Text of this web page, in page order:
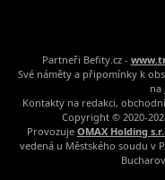
Partneři Befity.cz -
Své náměty a připomínky k
na
Kontakty na redakci,
Copyright © 2020-
Provozuje OMAX Holding
vedená u Městského soudu v